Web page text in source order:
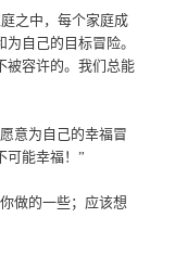
之中，每个家庭成
自己的目标冒险。
被容许的。我们总能
意为自己的幸福冒
可能幸福！”
做的一些；应该想